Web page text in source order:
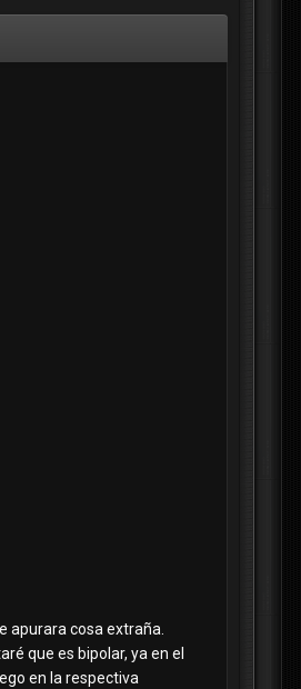
apurara cosa extraña.
que es bipolar, ya en el
en la respectiva